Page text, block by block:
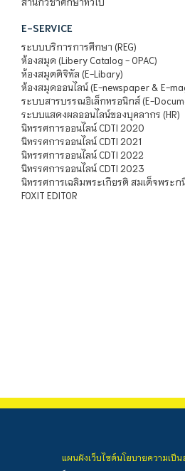
E-SERVICE
ระบบบริการการศึกษา (REG)
ห้องสมุด (Libery Catalog - OPAC)
ห้องสมุดดิจิทัล (E-Libary)
ห้องสมุดออนไลน์ (E-newspaper & E-
ระบบสารบรรณอิเล็กทรอนิกส์ (E-
ระบบแสดงผลออนไลน์ของบุคลากร (HR)
นิทรรศการออนไลน์ CDTI 2020
นิทรรศการออนไลน์ CDTI 2021
นิทรรศการออนไลน์ CDTI 2022
นิทรรศการออนไลน์ CDTI 2023
นิทรรศการเฉลิมพระเกียรติ สมเด็จพระก
FOXIT EDITOR
แผนผังเว็บไซต์นโยบายความเป็